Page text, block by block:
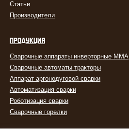
Статьи
Производители
ПРОДУКЦИЯ
Сварочные аппараты инверторные MMA
Сварочные автоматы тракторы
Аппарат аргонодуговой сварки
Автоматизация сварки
Роботизация сварки
Сварочные горелки